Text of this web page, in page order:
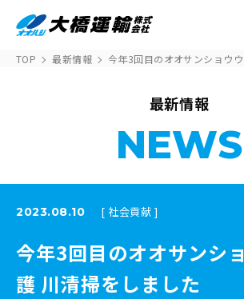
TOP 最新情報 今年3回目のオオサンショウ
最新情報
NEWS
2023.08.10 [ 社会貢献 ]
今年3回目のオオサンシ
護 川清掃をしました